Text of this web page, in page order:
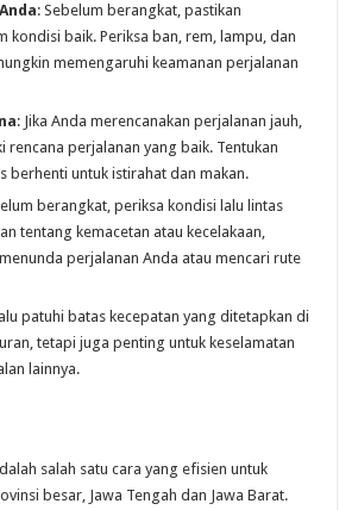
: Sebelum berangkat, pastikan
kondisi baik. Periksa ban, rem, lampu, dan
memengaruhi keamanan perjalanan
: Jika Anda merencanakan perjalanan jauh,
rencana perjalanan yang baik. Tentukan
berhenti untuk istirahat dan makan.
berangkat, periksa kondisi lalu lintas
tentang kemacetan atau kecelakaan,
perjalanan Anda atau mencari rute
patuhi batas kecepatan yang ditetapkan di
tetapi juga penting untuk keselamatan
lainnya.
salah satu cara yang efisien untuk
besar, Jawa Tengah dan Jawa Barat.